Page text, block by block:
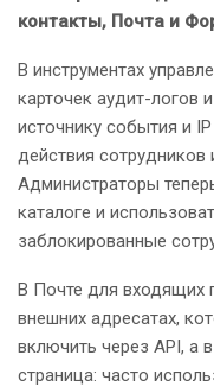
контакты, Почта и
В инструментах
карточек аудит-логов
источнику события и
действия
Администраторы
каталоге и
заблокированные
В Почте для входящих
внешних адресатах,
включить через API, а
страница: часто